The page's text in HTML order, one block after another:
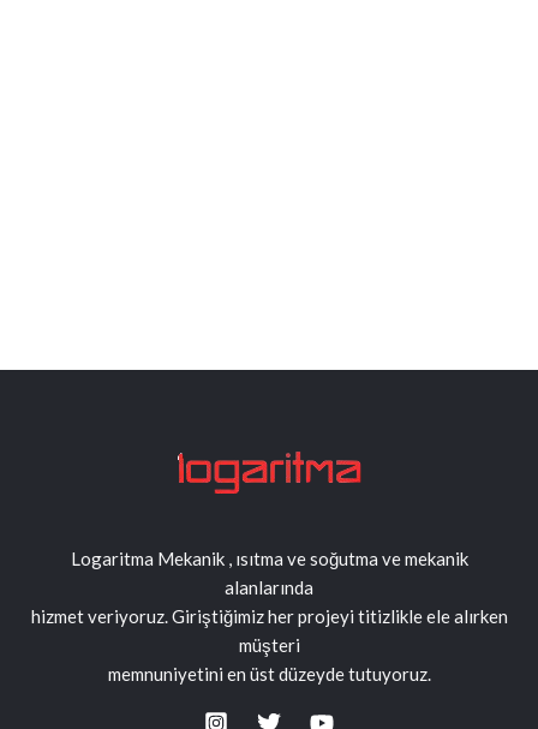
Logaritma Mekanik , ısıtma ve soğutma ve mekanik
alanlarında
hizmet veriyoruz. Giriştiğimiz her projeyi titizlikle ele alırken
müşteri
memnuniyetini en üst düzeyde tutuyoruz.